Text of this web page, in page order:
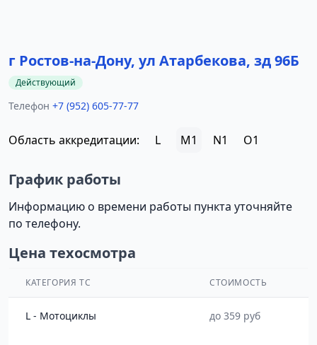
г Ростов-на-Дону, ул Атарбекова, зд 96Б
Действующий
Телефон +7 (952) 605-77-77
Область аккредитации: L M1 N1 O1
График работы
Информацию о времени работы пункта уточняйте
по телефону.
Цена техосмотра
КАТЕГОРИЯ ТС СТОИМОСТЬ
L - Мотоциклы до 359 руб